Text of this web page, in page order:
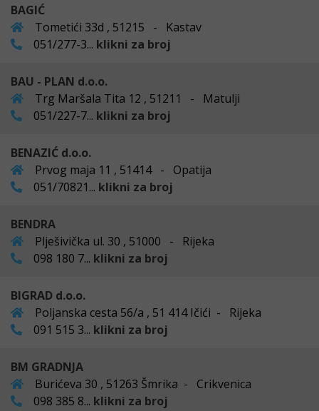
BAGIĆ
Tometići 33d , 51215 - Kastav
051/277-3... klikni za broj
BAU - PLAN d.o.o.
Trg Maršala Tita 12 , 51211 - Matulji
051/227-7... klikni za broj
BENAZIĆ d.o.o.
Prvog maja 11 , 51414 - Opatija
051/70821... klikni za broj
BENDRA
Plješivička ul. 30 , 51000 - Rijeka
098 180 7... klikni za broj
BIGRAD d.o.o.
Poljanska cesta 56/a , 51 414 Ičići - Rijeka
091 515 3... klikni za broj
BM GRADNJA
Burićeva 30 , 51263 Šmrika - Crikvenica
098 385 8... klikni za broj